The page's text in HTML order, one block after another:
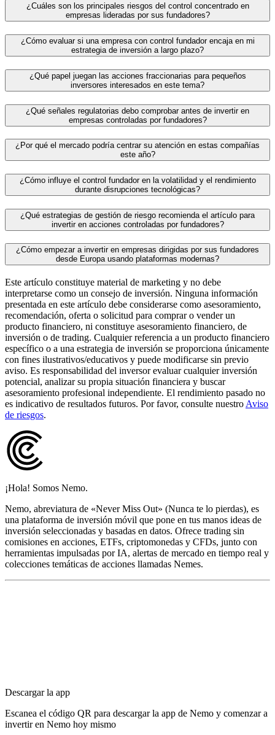
¿Cuáles son los principales riesgos del control concentrado en
empresas lideradas por sus fundadores?
¿Cómo evaluar si una empresa con control fundador encaja en mi
estrategia de inversión a largo plazo?
¿Qué papel juegan las acciones fraccionarias para pequeños
inversores interesados en este tema?
¿Qué señales regulatorias debo comprobar antes de invertir en
empresas controladas por fundadores?
¿Por qué el mercado podría centrar su atención en estas compañías
este año?
¿Cómo influye el control fundador en la volatilidad y el rendimiento
durante disrupciones tecnológicas?
¿Qué estrategias de gestión de riesgo recomienda el artículo para
invertir en acciones controladas por fundadores?
¿Cómo empezar a invertir en empresas dirigidas por sus fundadores
desde Europa usando plataformas modernas?
Este artículo constituye material de marketing y no debe
interpretarse como un consejo de inversión. Ninguna información
presentada en este artículo debe considerarse como asesoramiento,
recomendación, oferta o solicitud para comprar o vender un
producto financiero, ni constituye asesoramiento financiero, de
inversión o de trading. Cualquier referencia a un producto financiero
específico o a una estrategia de inversión se proporciona únicamente
con fines ilustrativos/educativos y puede modificarse sin previo
aviso. Es responsabilidad del inversor evaluar cualquier inversión
potencial, analizar su propia situación financiera y buscar
asesoramiento profesional independiente. El rendimiento pasado no
es indicativo de resultados futuros. Por favor, consulte nuestro Aviso
de riesgos.
¡Hola! Somos Nemo.
Nemo, abreviatura de «Never Miss Out» (Nunca te lo pierdas), es
una plataforma de inversión móvil que pone en tus manos ideas de
inversión seleccionadas y basadas en datos. Ofrece trading sin
comisiones en acciones, ETFs, criptomonedas y CFDs, junto con
herramientas impulsadas por IA, alertas de mercado en tiempo real y
colecciones temáticas de acciones llamadas Nemes.
Descargar la app
Escanea el código QR para descargar la app de Nemo y comenzar a
invertir en Nemo hoy mismo